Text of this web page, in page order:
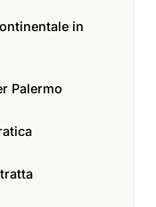
in
Palermo